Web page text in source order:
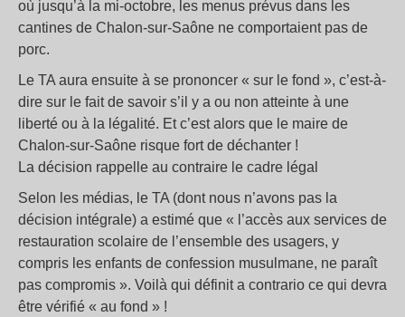
où jusqu’à la mi-octobre, les menus prévus dans les
cantines de Chalon-sur-Saône ne comportaient pas de
porc.
Le TA aura ensuite à se prononcer « sur le fond », c’est-à-
dire sur le fait de savoir s’il y a ou non atteinte à une
liberté ou à la légalité. Et c’est alors que le maire de
Chalon-sur-Saône risque fort de déchanter !
La décision rappelle au contraire le cadre légal
Selon les médias, le TA (dont nous n’avons pas la
décision intégrale) a estimé que « l’accès aux services de
restauration scolaire de l’ensemble des usagers, y
compris les enfants de confession musulmane, ne paraît
pas compromis ». Voilà qui définit a contrario ce qui devra
être vérifié « au fond » !